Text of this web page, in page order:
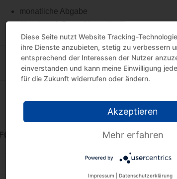
monatliche Abgabe
Abgabe mit Dauerfristverlängerung
Zusammenfassende Meldung
Sozialversicherung
Für den Monat April 2023:
Diese Seite nutzt Website Tracking-
ihre Dienste anzubieten, stetig zu verbessern
entsprechend der Interessen der Nutzer
einverstanden und kann meine Einwilligung
für die Zukunft widerrufen oder ändern.
Akzeptieren
Mehr erfahren
Powered by
Impressum Datenschutzerklärung